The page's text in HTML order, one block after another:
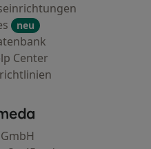
neu
Center
- Startseite